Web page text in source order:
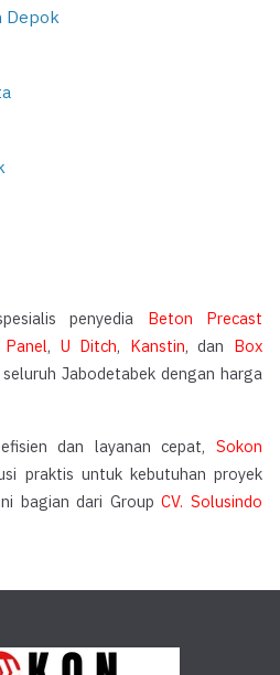
Depok
penyedia Beton Precast
, U Ditch, Kanstin, dan Box
Jabodetabek dengan harga
dan layanan cepat, Sokon
praktis untuk kebutuhan proyek
bagian dari GroupCV. Solusindo